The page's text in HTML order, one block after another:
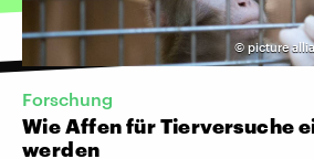
© picture
Forschung
Wie Affen für Tierversuche
werden